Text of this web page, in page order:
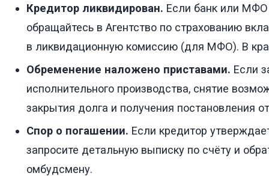
Кредитор ликвидирован. Если банк или МФО
обращайтесь в Агентство по страхованию
в ликвидационную комиссию (для МФО). В
Обременение наложено приставами. Если
исполнительного производства, снятие
закрытия долга и получения постановления
Спор о погашении. Если кредитор
запросите детальную выписку по счёту и
омбудсмену.